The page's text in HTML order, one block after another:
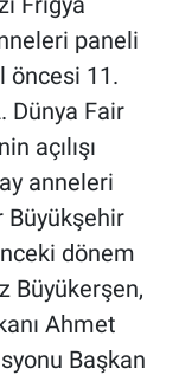
paneli
öncesi 11.
Dünya Fair
açılışı
anneleri
Büyükşehir
dönem
Büyükerşen,
Ahmet
Başkan